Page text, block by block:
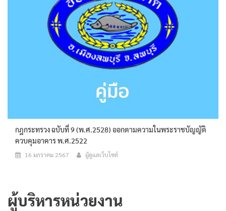
กฎกระทรวง ฉบับที่ 9 (พ.ศ.2528) ออกตามความในพระราชบัญญัติ
ควบคุมอาคาร พ.ศ.2522
16 มกราคม 2567 ผู้ดูแลเว็บไซต์
ผู้บริหารหน่วยงาน